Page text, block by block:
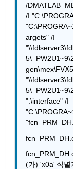
/
/I
argets" /I
".\interface" /I
(가) 'x0a' 식별